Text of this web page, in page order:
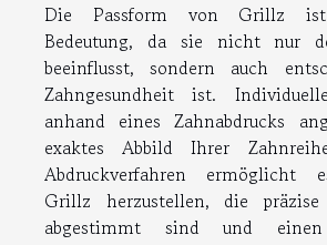
Die Passform von Grillz
Bedeutung, da sie nicht nur
beeinflusst, sondern auch
Zahngesundheit ist.
anhand eines Zahnabdrucks
exaktes Abbild Ihrer
Abdruckverfahren ermöglicht
Grillz herzustellen, die
abgestimmt sind und